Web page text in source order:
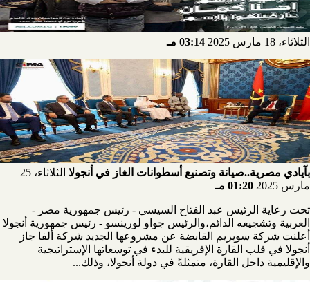
الثلاثاء، 18 مارس 2025 03:14 مـ
بآيادي مصرية..صيانة وتصنيع أسطوانات الغاز في أنجولا
الثلاثاء، 25
مارس 2025
01:20 مـ
تحت رعاية الرئيس عبد الفتاح السيسي - رئيس جمهورية مصر -
العربية وتشجيعه الدائم،والرئيس جواو لورينسو - رئيس جمهورية أنجولا
أعلنت شركة سوپريم القابضة عن مشروعها الجديد شركة ألفا جاز
أنجولا في قلب القارة الإفريقية للبدء في توسعاتها الإستراتيجية
والإقليمية داخل القارة، متمثلةً في دولة أنجولا، وذلك...